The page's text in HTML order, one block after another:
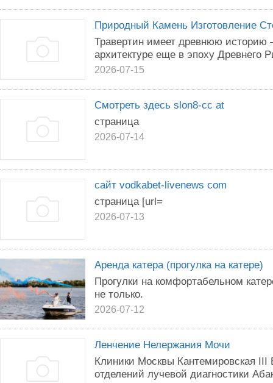
Природный Камень Изготовление
Травертин имеет древнюю историю
архитектуре еще в эпоху Древнего
2026-07-15
Смотреть здесь slon8-cc at
страница
2026-07-14
сайт vodkabet-livenews com
страница [url=
2026-07-13
Аренда катера (прогулка на катере)
Прогулки на комфортабельном
не только.
2026-07-12
Ленчение Нелержания Мочи
Клиники Москвы Кантемировская III
отделений лучевой диагностики